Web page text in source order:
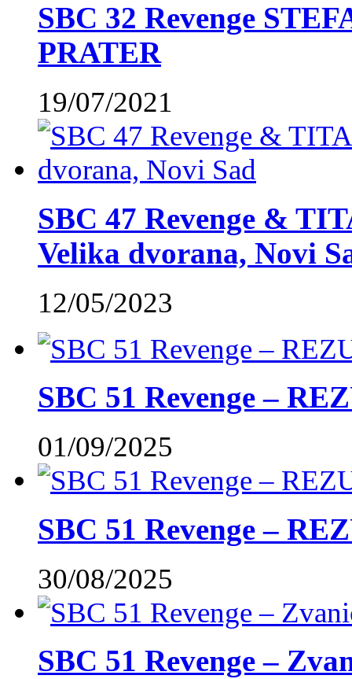
SBC 32 Revenge
PRATER
19/07/2021
SBC 47 Revenge &
Velika dvorana, Novi
12/05/2023
SBC 51 Revenge –
01/09/2025
SBC 51 Revenge –
30/08/2025
SBC 51 Revenge –